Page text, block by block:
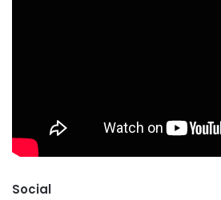
Social